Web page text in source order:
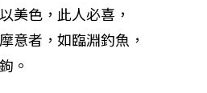
美色，此人必喜，
意者，如臨淵釣魚，
。